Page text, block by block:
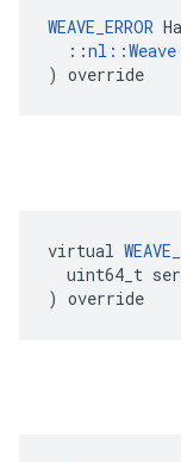
WEAVE_ERROR
  ::
) override
virtual
uint64_t
) override